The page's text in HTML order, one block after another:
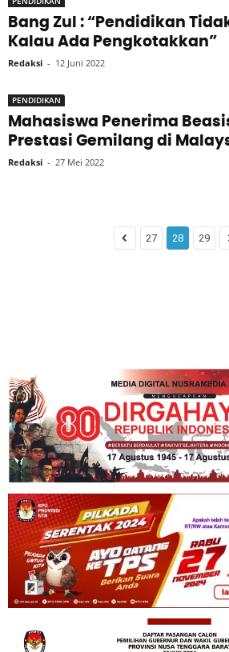
Bang Zul : “Pendidikan
Kalau Ada Pengkotakkan”
Redaksi - 12 Juni 2022
PENDIDIKAN
Mahasiswa Penerima
Prestasi Gemilang di
Redaksi - 27 Mei 2022
27 28 29